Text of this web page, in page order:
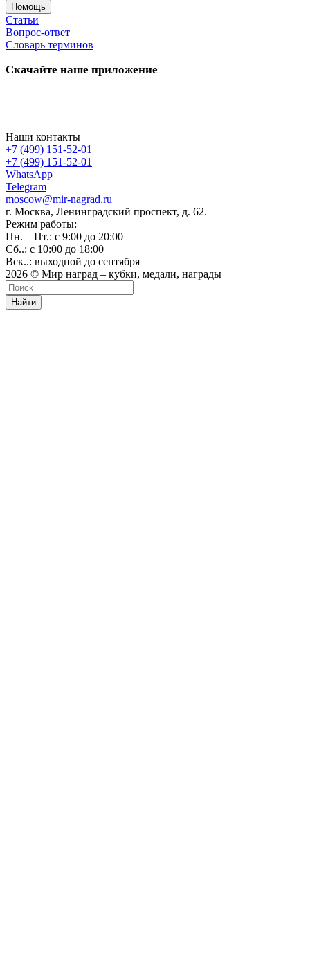
Помощь
Статьи
Вопрос-ответ
Словарь терминов
Скачайте наше приложение
Наши контакты
+7 (499) 151-52-01
+7 (499) 151-52-01
WhatsApp
Telegram
moscow@mir-nagrad.ru
г. Москва, Ленинградский проспект, д. 62.
Режим работы:
Пн. – Пт.: с 9:00 до 20:00
Сб..: с 10:00 до 18:00
Вск..: выходной до сентября
2026 © Мир наград – кубки, медали, награды
Найти